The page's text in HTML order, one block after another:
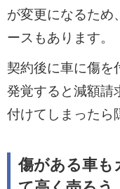
が変更になるため
ースもあります。
契約後に車に傷を
発覚すると減額請
付けてしまったら
傷がある車も